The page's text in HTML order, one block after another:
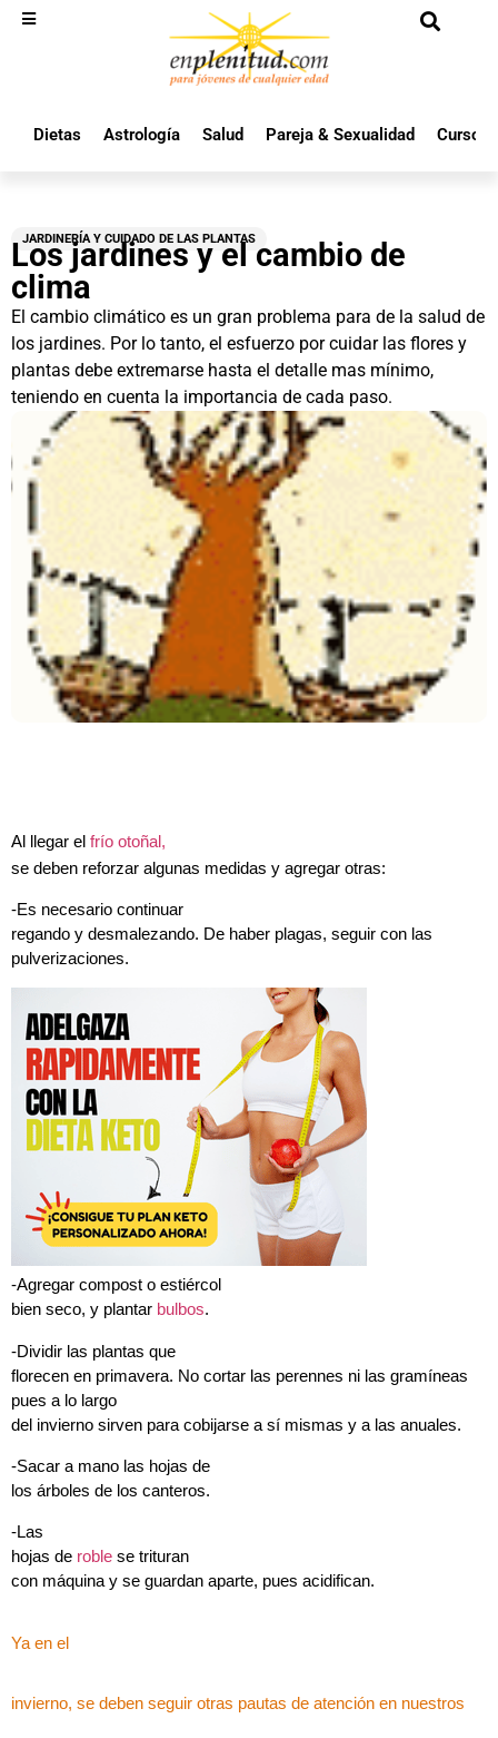
Dietas Astrología Salud Pareja & Sexualidad Cursos
JARDINERÍA Y CUIDADO DE LAS PLANTAS
Los jardines y el cambio de
clima
El cambio climático es un gran problema para de la salud de
los jardines. Por lo tanto, el esfuerzo por cuidar las flores y
plantas debe extremarse hasta el detalle mas mínimo,
teniendo en cuenta la importancia de cada paso.
Al llegar el frío otoñal,
se deben reforzar algunas medidas y agregar otras:
-Es necesario continuar
regando y desmalezando. De haber plagas, seguir con las
pulverizaciones.
-Agregar compost o estiércol
bien seco, y plantar bulbos.
-Dividir las plantas que
florecen en primavera. No cortar las perennes ni las gramíneas
pues a lo largo
del invierno sirven para cobijarse a sí mismas y a las anuales.
-Sacar a mano las hojas de
los árboles de los canteros.
-Las
hojas de roble se trituran
con máquina y se guardan aparte, pues acidifican.
Ya en el
invierno, se deben seguir otras pautas de atención en nuestros